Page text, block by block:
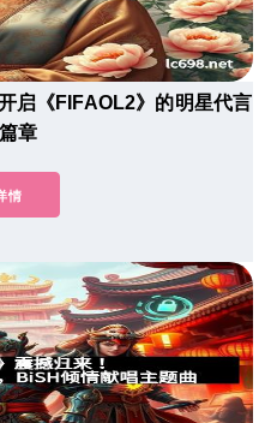
启《FIFAOL2》的明星代言
章
情